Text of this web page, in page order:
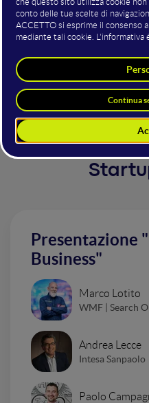
sistemi costruttivi
Nocotù, una soluzione
intelligente, accessibile e
tempo alle esigenze
sistema di ancoraggio
Altri
Presentazione
Business"
Marco Lotito
WMF | Search
Andrea Lecce
Intesa Sanpaolo
Paolo